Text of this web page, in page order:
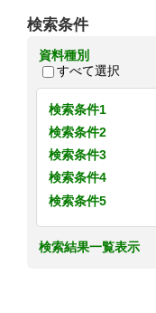
検索条件
資料種別
すべて選択
検索条件1
検索条件2
検索条件3
検索条件4
検索条件5
検索結果一覧表示